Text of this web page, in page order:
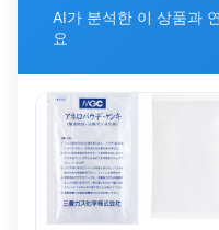
AI가 분석한 이 상품과
요